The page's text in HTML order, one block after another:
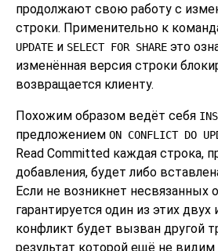
продолжают свою работу с
строки. Применительно к
UPDATE и SELECT FOR SHARE это
изменённая версия строки
возвращается клиенту.
Похожим образом ведёт себя
предложением ON CONFLICT DO
Read Committed каждая строка,
добавления, будет либо
Если не возникнет несвязанных
гарантируется один из этих двух
конфликт будет вызван другой
результат которой ещё не видим